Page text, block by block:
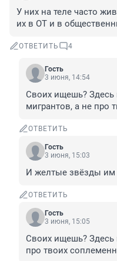
У них на теле часто
их в ОТ и в
ОТВЕТИТЬ 4
Гость
3 июня, 14:54
Своих ищешь? Здесь
мигрантов, а не про
ОТВЕТИТЬ
Гость
3 июня, 15:03
И желтые звёзды им
ОТВЕТИТЬ
Гость
3 июня, 15:05
Своих ищешь? Здесь
про твоих